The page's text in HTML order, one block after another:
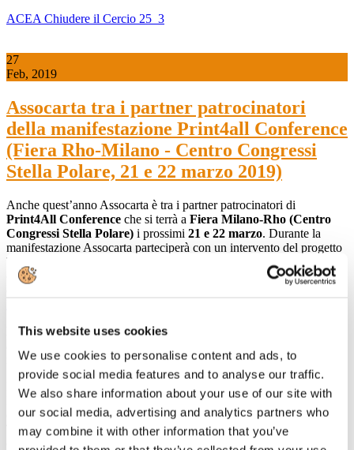
This website uses cookies
We use cookies to personalise content and ads, to
provide social media features and to analyse our traffic.
We also share information about your use of our site with
our social media, advertising and analytics partners who
may combine it with other information that you’ve
ACEA Chiudere il Cercio 25_3
27
Feb, 2019
Assocarta tra i partner patrocinatori
della manifestazione Print4all Conference
(Fiera Rho-Milano - Centro Congressi
Stella Polare, 21 e 22 marzo 2019)
Anche quest’anno Assocarta è tra i partner patrocinatori di
Print4All Conference che si terrà a Fiera Milano-Rho (Centro
Congressi Stella Polare) i prossimi 21 e 22 marzo. Durante la
manifestazione Assocarta parteciperà con un intervento del progetto
Two Sides
sulla sostenibilità del settore
cartario. L’entrata a Print4all Conference è gratuita per tutte le
Print4all Conference darà uno sguardo sul futuro del printing anche
ruolo della stampa nella comunicazione dei brand.
L’iniziativa è parte del programma di promozione del "Made by
Italy" portato avanti daACIMGA(Associazione Costruttori Italiani
di Macchine per l’Industria Grafica, Cartotecnica, Cartaria, di
Trasformazione e Affini), realizzata in collaborazione con
(Associazione Nazionale Fornitori dell’Industria Grafica) e con il